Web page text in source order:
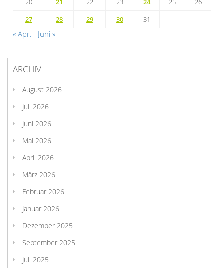
27
28 29 30 31
« Apr. Juni »
ARCHIV
August 2026
Juli 2026
Juni 2026
Mai 2026
April 2026
März 2026
Februar 2026
Januar 2026
Dezember 2025
September 2025
Juli 2025